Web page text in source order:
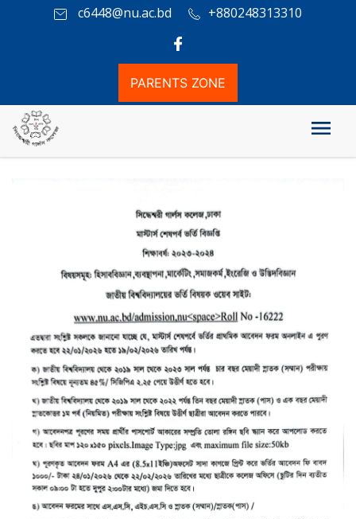
c6448@nu.ac.bd +880248313310
PARENTS ZONE
মাস্টার্স শেষপর্ব ভর্তি বিজ্ঞপ্তি শিক্ষাবর্ষ: ২০২৩-২০২৪